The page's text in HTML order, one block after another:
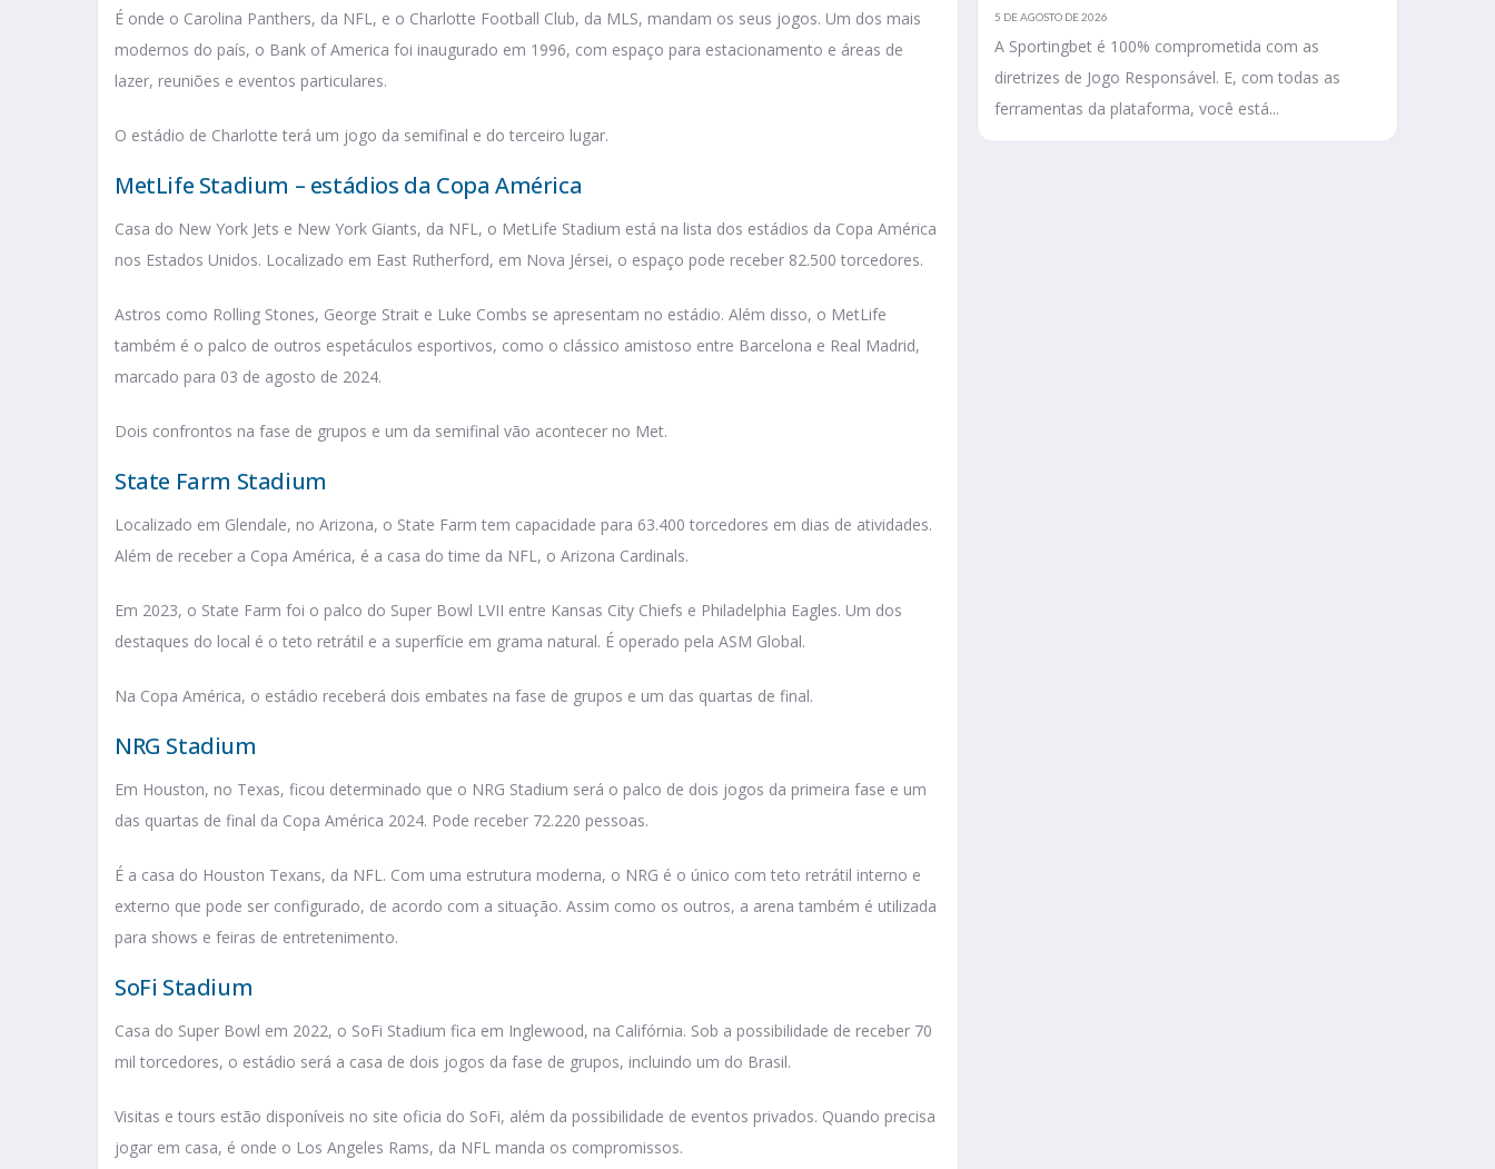
É onde o Carolina Panthers, da NFL, e o Charlotte Football Club, da MLS, mandam os seus jogos. Um dos mais
modernos do país, o Bank of America foi inaugurado em 1996, com espaço para estacionamento e áreas de
lazer, reuniões e eventos particulares.
O estádio de Charlotte terá um jogo da semifinal e do terceiro lugar.
MetLife Stadium – estádios da Copa América
Casa do New York Jets e New York Giants, da NFL, o MetLife Stadium está na lista dos estádios da Copa América
nos Estados Unidos. Localizado em East Rutherford, em Nova Jérsei, o espaço pode receber 82.500 torcedores.
Astros como Rolling Stones, George Strait e Luke Combs se apresentam no estádio. Além disso, o MetLife
também é o palco de outros espetáculos esportivos, como o clássico amistoso entre Barcelona e Real Madrid,
marcado para 03 de agosto de 2024.
Dois confrontos na fase de grupos e um da semifinal vão acontecer no Met.
State Farm Stadium
Localizado em Glendale, no Arizona, o State Farm tem capacidade para 63.400 torcedores em dias de atividades.
Além de receber a Copa América, é a casa do time da NFL, o Arizona Cardinals.
Em 2023, o State Farm foi o palco do Super Bowl LVII entre Kansas City Chiefs e Philadelphia Eagles. Um dos
destaques do local é o teto retrátil e a superfície em grama natural. É operado pela ASM Global.
Na Copa América, o estádio receberá dois embates na fase de grupos e um das quartas de final.
NRG Stadium
Em Houston, no Texas, ficou determinado que o NRG Stadium será o palco de dois jogos da primeira fase e um
das quartas de final da Copa América 2024. Pode receber 72.220 pessoas.
É a casa do Houston Texans, da NFL. Com uma estrutura moderna, o NRG é o único com teto retrátil interno e
externo que pode ser configurado, de acordo com a situação. Assim como os outros, a arena também é utilizada
para shows e feiras de entretenimento.
SoFi Stadium
Casa do Super Bowl em 2022, o SoFi Stadium fica em Inglewood, na Califórnia. Sob a possibilidade de receber 70
mil torcedores, o estádio será a casa de dois jogos da fase de grupos, incluindo um do Brasil.
Visitas e tours estão disponíveis no site oficia do SoFi, além da possibilidade de eventos privados. Quando precisa
jogar em casa, é onde o Los Angeles Rams, da NFL manda os compromissos.
5 DE AGOSTO DE 2026
A Sportingbet é 100% comprometida com as
diretrizes de Jogo Responsável. E, com todas as
ferramentas da plataforma, você está...